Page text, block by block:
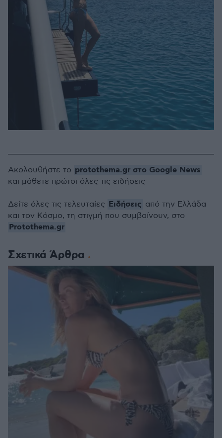
Σχετικά Άρθρα
Ακολουθήστε το protothema.gr στο Google News
και μάθετε πρώτοι όλες τις ειδήσεις
Δείτε όλες τις τελευταίες Ειδήσεις από την Ελλάδα
και τον Κόσμο, τη στιγμή που συμβαίνουν, στο
Protothema.gr